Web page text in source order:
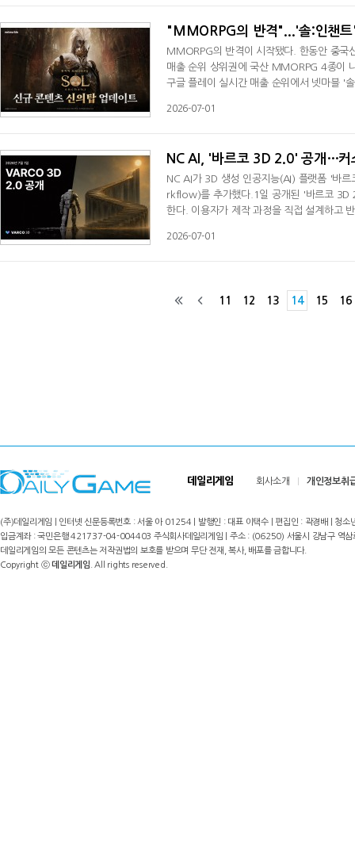
"MMORPG의 반격"...'솔:인챈
MMORPG의 반격이 시작됐다. 한동안 중국
매출 순위 상위권에 국산 MMORPG 4종이
구글 플레이 실시간 매출 순위에서 넷마블 '
'마비노기 모바일'이 2위, '솔: 인챈트'가 7위
2026-07-01
NC AI, '바르코 3D 2.0' 공개…커
NC AI가 3D 생성 인공지능(AI) 플랫폼 '바
rkflow)를 추가했다.1일 공개된 '바르코 3D
한다. 이용자가 제작 과정을 직접 설계하고
스턴트, 3D 생성, 텍스처 변환, 후처리 등을
2026-07-01
11 12 13 14 15 16
데일리게임 회사소개 개인정보취
(주)데일리게임 | 인터넷 신문등록번호 : 서울 아 01254 | 발행인 : 대표 이택수 | 편집인 : 곽경배 |
입금계좌 : 국민은행 421737-04-004403 주식회사데일리게임 | 주소 : (06250) 서울시 강남구
데일리게임의 모든 콘텐츠는 저작권법의 보호를 받으며 무단 전재, 복사, 배포를 금합니다.
Copyright ⓒ데일리게임 . All rights reserved.